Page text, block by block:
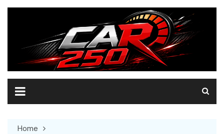
Skip
Home